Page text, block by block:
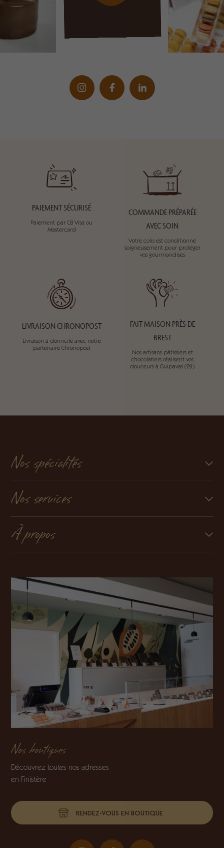
PAIEMENT SÉCURISÉ
Paiement par CB Visa ou
Mastercard
COMMANDE PRÉPARÉE
AVEC SOIN
Votre colis est conditionné
soigneusement pour protéger
vos gourmandises
LIVRAISON CHRONOPOST
Livraison à domicile avec notre
partenaire Chronopost
FAIT MAISON PRÈS DE
BREST
Nos artisans pâtissiers et
chocolatiers réalisent vos
douceurs à Guipavas (29)
Nos spécialités
Nos services
À propos
Nos boutiques
Découvrez toutes nos adresses
en Finistère
RENDEZ-VOUS EN BOUTIQUE